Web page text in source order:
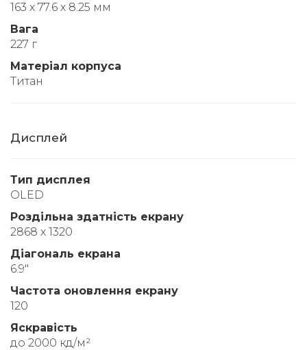
163 x 77.6 x 8.25 мм
Вага
227 г
Матеріал корпуса
Титан
Дисплей
Тип дисплея
OLED
Роздільна здатність екрану
2868 x 1320
Діагональ екрана
6.9"
Частота оновлення екрану
120
Яскравість
до 2000 кд/м²